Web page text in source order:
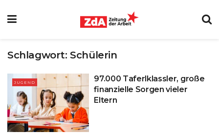
Schlagwort: Schülerin
JUGEND
97.000 Taferlklassler, große
finanzielle Sorgen vieler
Eltern